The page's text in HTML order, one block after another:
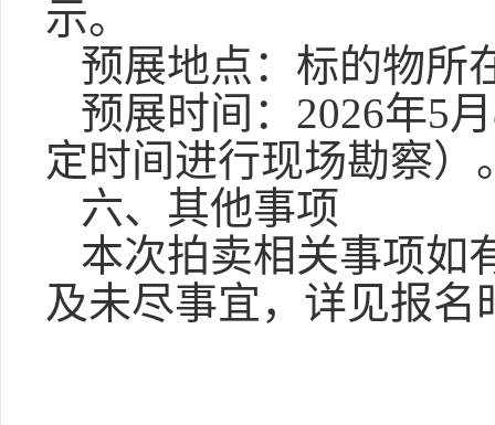
示。
预展地点： 标的物所
预展时间： 2026年5
定时间进行现场勘察）
六、其他事项
本次拍卖相关事项如
及未尽事宜，详见报